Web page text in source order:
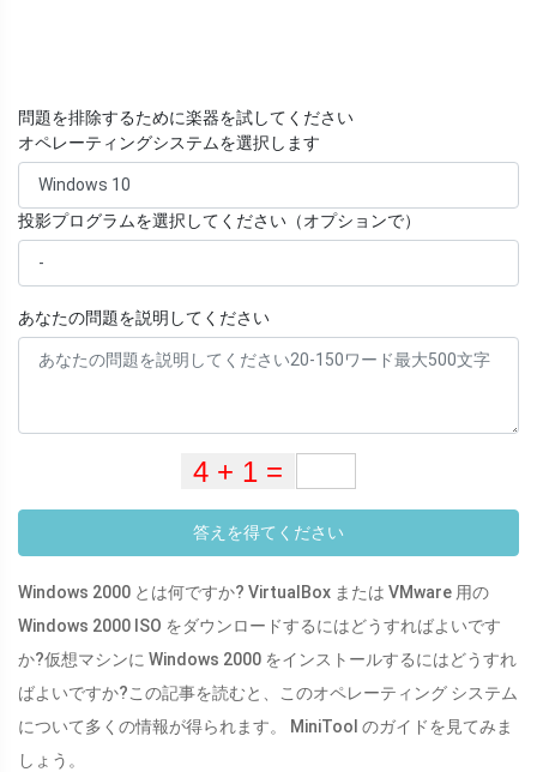
問題を排除するために楽器を試してください
オペレーティングシステムを選択します
投影プログラムを選択してください（オプションで）
あなたの問題を説明してください
答えを得てください
Windows 2000 とは何ですか? VirtualBox または VMware 用の
Windows 2000 ISO をダウンロードするにはどうすればよいです
か?仮想マシンに Windows 2000 をインストールするにはどうすれ
ばよいですか?この記事を読むと、このオペレーティング システム
について多くの情報が得られます。 MiniTool のガイドを見てみま
しょう。